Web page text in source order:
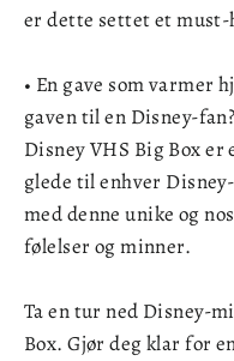
er dette settet et must-
• En gave som varmer
gaven til en Disney-
Disney VHS Big Box
glede til enhver
med denne unike og
følelser og minner.
Ta en tur ned Disney-
Box. Gjør deg klar for